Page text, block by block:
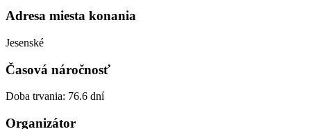
Adresa miesta konania
Jesenské
Časová náročnosť
Doba trvania: 76.6 dní
Organizátor